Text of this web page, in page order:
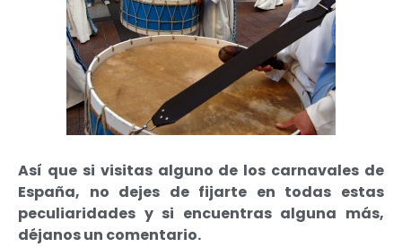
Así que si visitas alguno de los carnavales de
España, no dejes de fijarte en todas estas
peculiaridades y si encuentras alguna más,
déjanos un comentario.